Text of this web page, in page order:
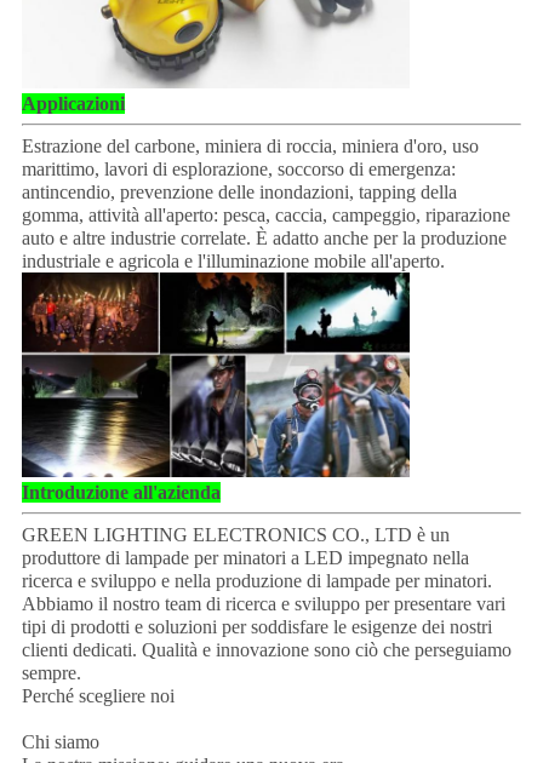
Applicazioni
Estrazione del carbone, miniera di roccia, miniera d'oro, uso
marittimo, lavori di esplorazione, soccorso di emergenza:
antincendio, prevenzione delle inondazioni, tapping della
gomma, attività all'aperto: pesca, caccia, campeggio, riparazione
auto e altre industrie correlate. È adatto anche per la produzione
industriale e agricola e l'illuminazione mobile all'aperto.
Introduzione all'azienda
GREEN LIGHTING ELECTRONICS CO., LTD è un
produttore di lampade per minatori a LED impegnato nella
ricerca e sviluppo e nella produzione di lampade per minatori.
Abbiamo il nostro team di ricerca e sviluppo per presentare vari
tipi di prodotti e soluzioni per soddisfare le esigenze dei nostri
clienti dedicati. Qualità e innovazione sono ciò che perseguiamo
sempre.
Perché scegliere noi
Chi siamo